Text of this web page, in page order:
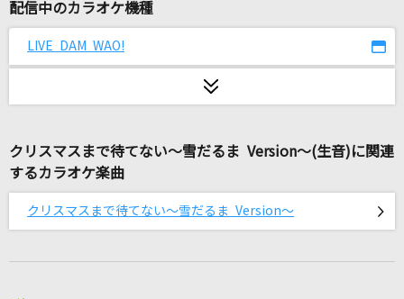
青い鳥
[生音]君の知らない物語
supercell
平井堅
配信中のカラオケ機種
LIVE DAM WAO!
クリスマスまで待てない～雪だるま Version～(生音)に関連
するカラオケ楽曲
クリスマスまで待てない～雪だるま Version～